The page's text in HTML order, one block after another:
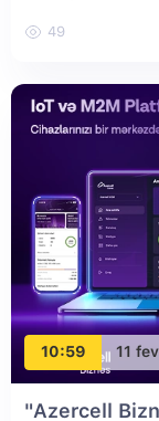
49
10:59 11
"Azercell